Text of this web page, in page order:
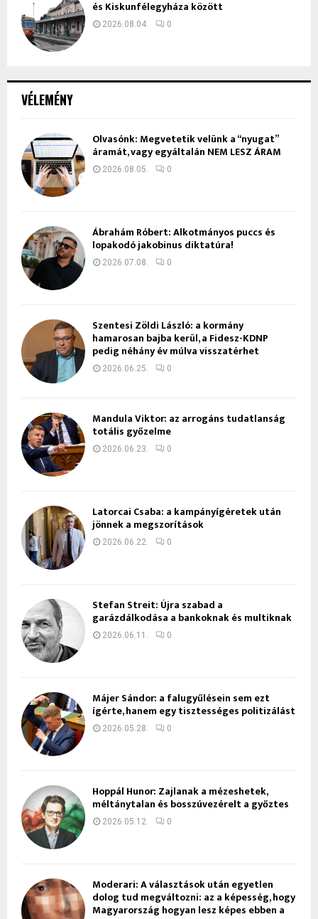
VÉLEMÉNY
Olvasónk: Megvetetik velünk a “nyugat”
áramát, vagy egyáltalán NEM LESZ ÁRAM
2026.08.05. 0
Ábrahám Róbert: Alkotmányos puccs és
lopakodó jakobinus diktatúra!
2026.07.08. 0
Szentesi Zöldi László: a kormány
hamarosan bajba kerül, a Fidesz-KDNP
pedig néhány év múlva visszatérhet
2026.06.25. 0
Mandula Viktor: az arrogáns tudatlanság
totális győzelme
2026.06.23. 0
Latorcai Csaba: a kampányígéretek után
jönnek a megszorítások
2026.06.22. 0
Stefan Streit: Újra szabad a
garázdálkodása a bankoknak és multiknak
2026.06.11. 0
Májer Sándor: a falugyűlésein sem ezt
ígérte, hanem egy tisztességes politizálást
2026.05.28. 0
Hoppál Hunor: Zajlanak a mézeshetek,
méltánytalan és bosszúvezérelt a győztes
2026.05.12. 0
Moderari: A választások után egyetlen
dolog tud megváltozni: az a képesség, hogy
Magyarország hogyan lesz képes ebben a
és Kiskunfélegyháza között
2026.08.04. 0